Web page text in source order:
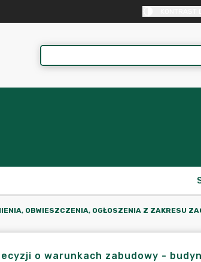
OBWIESZCZENIA, OGŁOSZENIA Z ZAKRESU
o warunkach zabudowy -